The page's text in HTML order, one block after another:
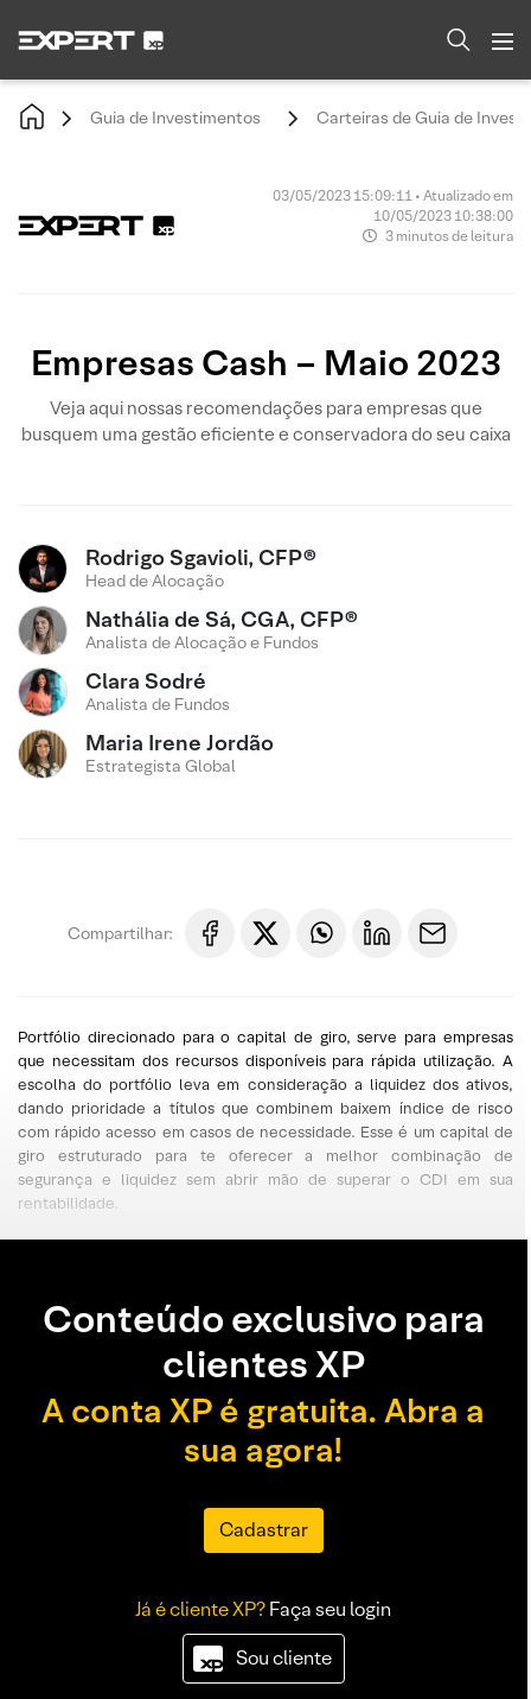
Guia de Investimentos Carteiras de Guia de
03/05/2023 15:09:11 • Atualizado em
10/05/2023 10:38:00
3 minutos de leitura
Empresas Cash – Maio 2023
Veja aqui nossas recomendações para empresas que
busquem uma gestão eficiente e conservadora do seu caixa
Rodrigo Sgavioli, CFP®
Head de Alocação
Nathália de Sá, CGA, CFP®
Analista de Alocação e Fundos
Clara Sodré
Analista de Fundos
Maria Irene Jordão
Estrategista Global
Compartilhar:
Portfólio direcionado para o capital de giro, serve para empresas
que necessitam dos recursos disponíveis para rápida utilização. A
escolha do portfólio leva em consideração a liquidez dos ativos,
dando prioridade a títulos que combinem baixem índice de risco
com rápido acesso em casos de necessidade. Esse é um capital de
giro estruturado para te oferecer a melhor combinação de
segurança e liquidez sem abrir mão de superar o CDI em sua
rentabilidade.
Conteúdo exclusivo para
clientes XP
A conta XP é gratuita. Abra a
sua agora!
Cadastrar
Já é cliente XP?Faça seu login
Sou cliente